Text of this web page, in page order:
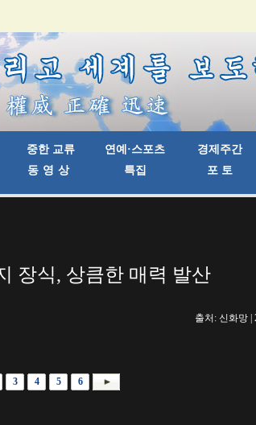
장식, 상큼한 매력 발산
출처: 신화망 |
3 4 5 6